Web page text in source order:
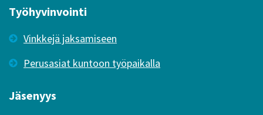
Työhyvinvointi
Vinkkejä jaksamiseen
Perusasiat kuntoon työpaikalla
Jäsenyys